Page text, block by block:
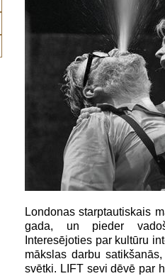
Londonas starptautiskais
gada, un pieder
Interesējoties par kultūru
mākslas darbu
svētki. LIFT sevi dēvē par